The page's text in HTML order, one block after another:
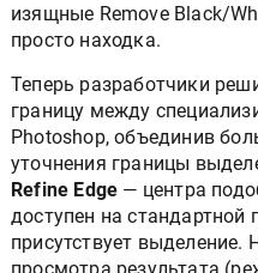
изящные Remove Black/
просто находка.
Теперь разработчики
границу между
Photoshop, объединив
уточнения границы
Refine Edge — центра
доступен на стандартной
присутствует